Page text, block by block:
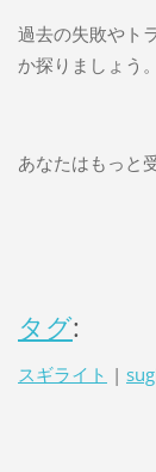
過去の失敗やト
か探りましょう。
あなたはもっと
タグ:
スギライト |